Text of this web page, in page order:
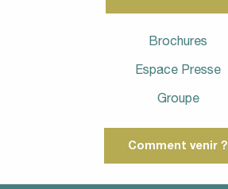
Brochures
Espace Presse
Groupe
Comment venir ?